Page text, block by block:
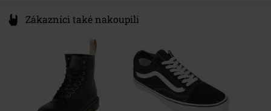
Zákazníci také nakoupili